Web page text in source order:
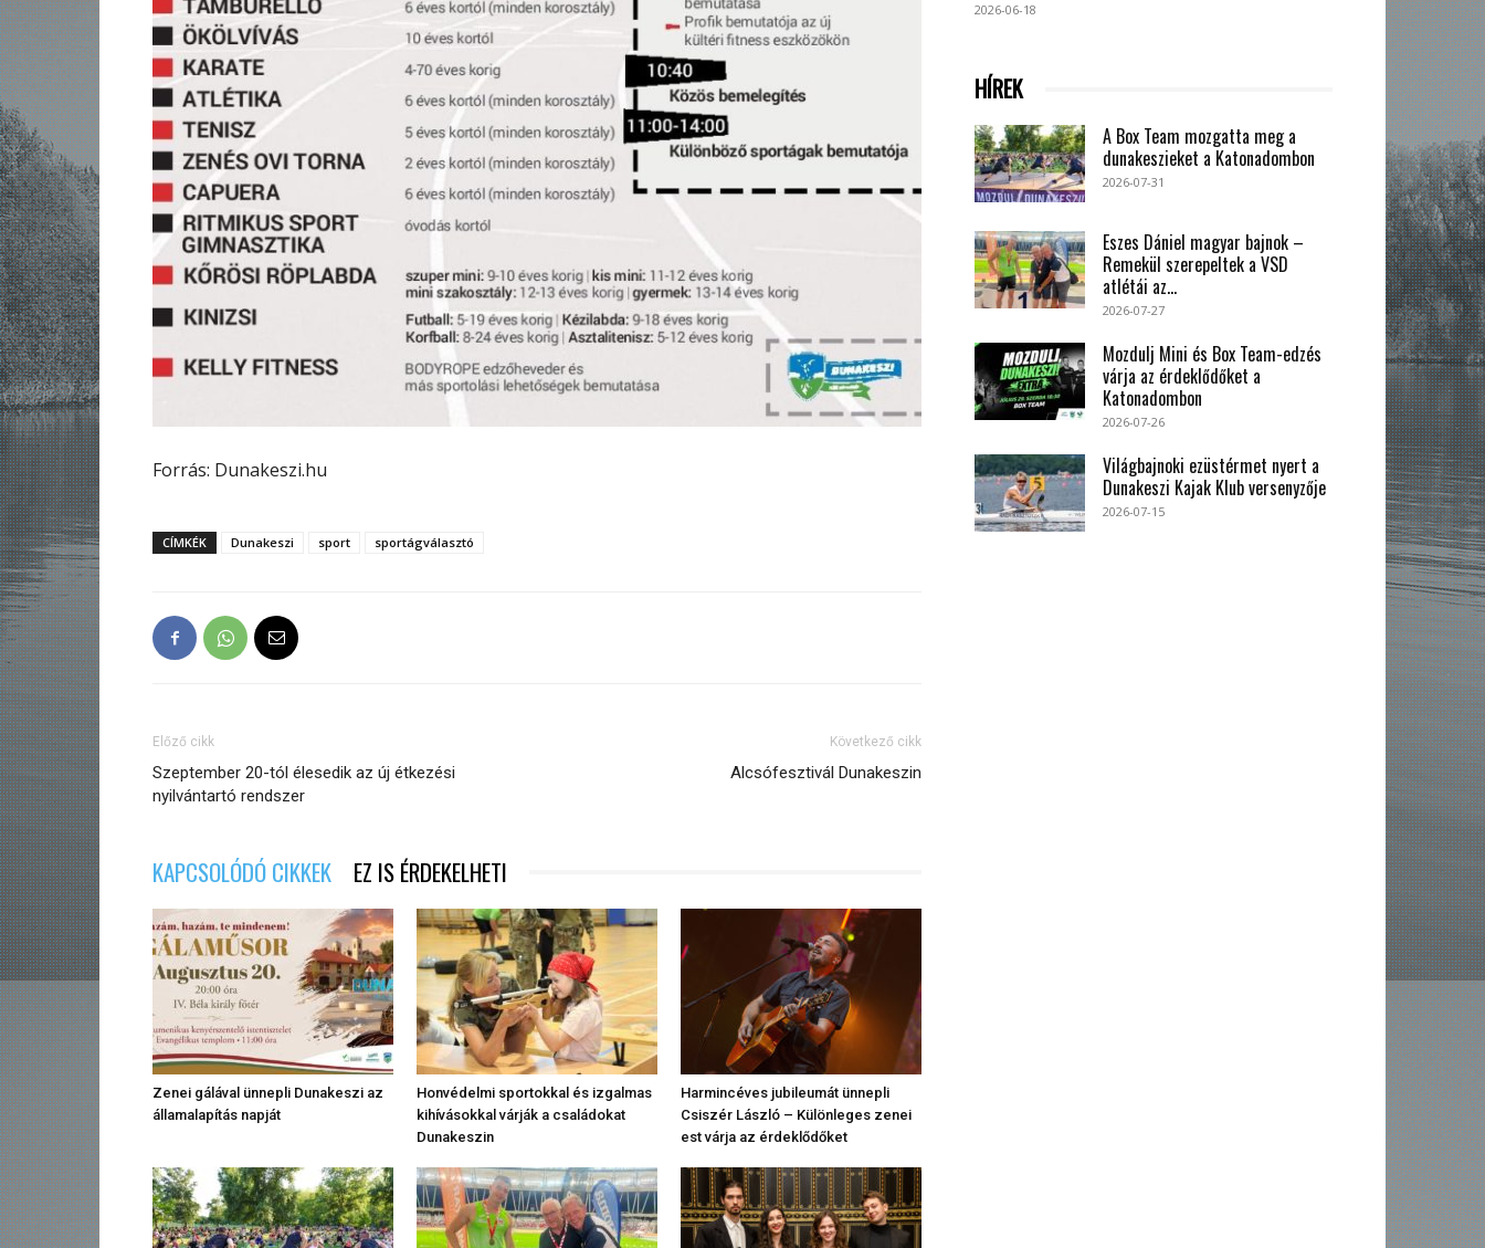
Forrás: Dunakeszi.hu
CÍMKÉK Dunakeszi sport sportágválasztó
Előző cikk
Szeptember 20-tól élesedik az új étkezési
nyilvántartó rendszer
Következő cikk
Alcsófesztivál Dunakeszin
KAPCSOLÓDÓ CIKKEK EZ IS ÉRDEKELHETI
Zenei gálával ünnepli Dunakeszi az
államalapítás napját
Honvédelmi sportokkal és izgalmas
kihívásokkal várják a családokat
Dunakeszin
Harmincéves jubileumát ünnepli
Csiszér László – Különleges zenei
est várja az érdeklődőket
2026-06-18
HÍREK
A Box Team mozgatta meg a
dunakeszieket a Katonadombon
2026-07-31
Eszes Dániel magyar bajnok –
Remekül szerepeltek a VSD
atlétái az...
2026-07-27
Mozdulj Mini és Box Team-edzés
várja az érdeklődőket a
Katonadombon
2026-07-26
Világbajnoki ezüstérmet nyert a
Dunakeszi Kajak Klub versenyzője
2026-07-15